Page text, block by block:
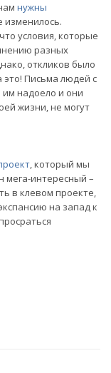
нужны
изменилось.
условия, которые
разных
откликов было
это! Письма людей с
им надоело и они
жизни, не могут
, который мы
мега-интересный –
в клевом проекте,
на запад к